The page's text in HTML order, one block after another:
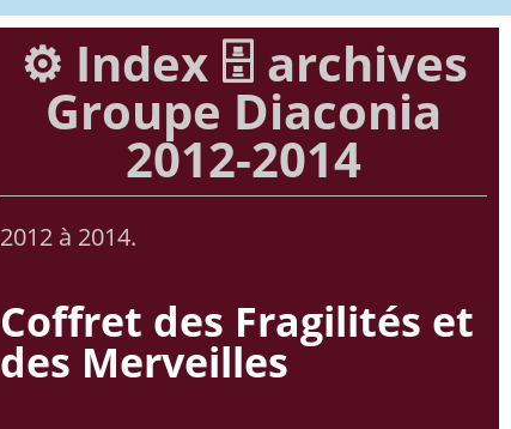
⚙️ Index 🗄️ archives
Groupe Diaconia
2012-2014
2012 à 2014.
Coffret des Fragilités et
des Merveilles